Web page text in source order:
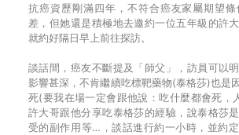
抗癌資歷剛滿四年，不符合癌友家屬期望
差，但她還是積極地去邀約一位五年級的許
就約好隔日早上前往探訪。
談話間，癌友不斷提及「師父」，訪員可以
影響甚深，不肯繼續吃標靶藥物(泰格莎)也是
死(要我在場一定會跟他說：吃什麼都會死，
許大哥跟他分享吃泰格莎的經驗，說泰格莎
受的副作用等…，談話進行約一小時，並約